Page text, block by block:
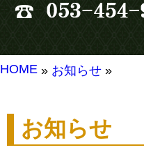
HOME » お知らせ »
お知らせ